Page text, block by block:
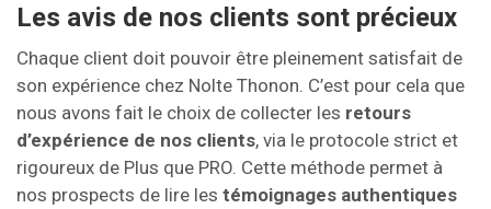
Les avis de nos clients sont précieux
Chaque client doit pouvoir être pleinement satisfait de
son expérience chez Nolte Thonon. C’est pour cela que
nous avons fait le choix de collecter les retours
d’expérience de nos clients, via le protocole strict et
rigoureux de Plus que PRO. Cette méthode permet à
nos prospects de lire les témoignages authentiques